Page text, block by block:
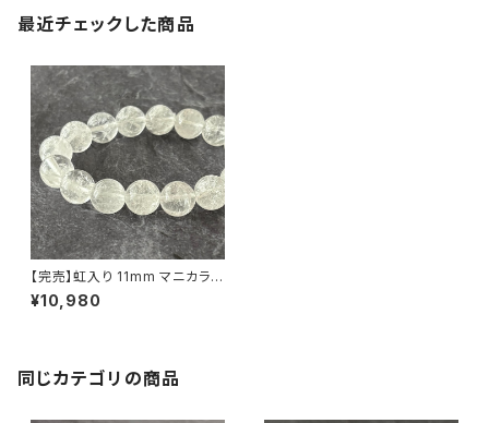
最近チェックした商品
【完売】虹入り 11mm マニカラン
産 ヒマラヤ水晶 ブレスレット
¥10,980
同じカテゴリの商品